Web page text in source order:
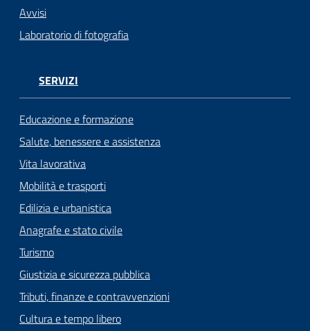
Avvisi
Laboratorio di fotografia
SERVIZI
Educazione e formazione
Salute, benessere e assistenza
Vita lavorativa
Mobilità e trasporti
Edilizia e urbanistica
Anagrafe e stato civile
Turismo
Giustizia e sicurezza pubblica
Tributi, finanze e contravvenzioni
Cultura e tempo libero